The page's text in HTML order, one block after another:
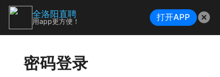
密码登录
全洛阳直聘
用app更方便！ 打开APP